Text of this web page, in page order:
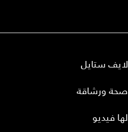
لايف ستايل
صحة ورشاقة
لها فيديو